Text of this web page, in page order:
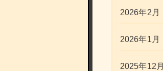
2026年2月
2026年1月
2025年12月